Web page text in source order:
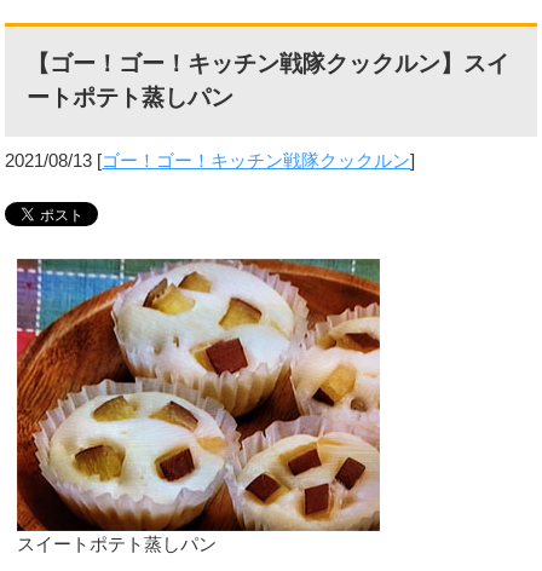
【ゴー！ゴー！キッチン戦隊クックルン】スイ
ートポテト蒸しパン
2021/08/13 [ゴー！ゴー！キッチン戦隊クックルン]
スイートポテト蒸しパン